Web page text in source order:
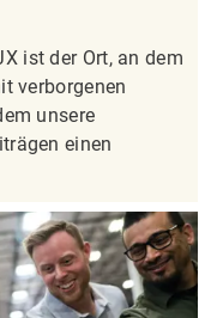
ist der Ort, an dem
verborgenen
unsere
einen